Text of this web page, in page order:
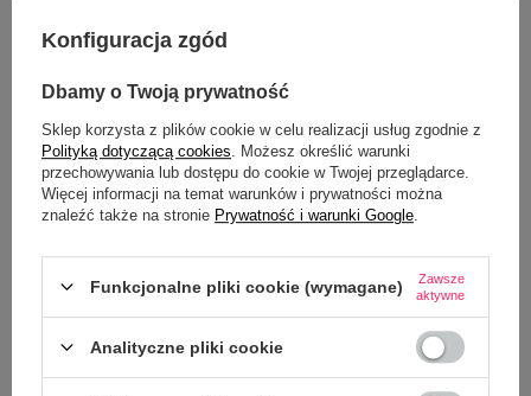
Potrzebujesz pomocy? Masz pytania?
Zadaj pytanie a my odpowiemy
niezwłocznie, najciekawsze pytania i
ZADAJ PYTANIE
Konfiguracja zgód
Dbamy o Twoją prywatność
Sklep korzysta z plików cookie w celu realizacji usług zgodnie z
Polityką dotyczącą cookies . Możesz określić warunki
przechowywania lub dostępu do cookie w Twojej przeglądarce.
Więcej informacji na temat warunków i prywatności można
znaleźć także na stronie Prywatność i warunki Google
Funkcjonalne pliki cookie (wymagane)
Zawsze
aktywne
Analityczne pliki cookie